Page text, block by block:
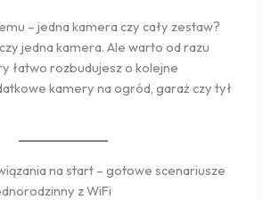
– jedna kamera czy cały zestaw?
jedna kamera. Ale warto od razu
łatwo rozbudujesz o kolejne
kamery na ogród, garaż czy tył
na start – gotowe scenariusze
z WiFi